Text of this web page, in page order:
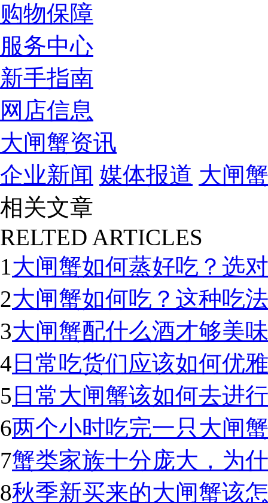
购物保障
服务中心
新手指南
网店信息
大闸蟹资讯
企业新闻 媒体报道 大闸
相关文章
RELTED ARTICLES
1大闸蟹如何蒸好吃？选
2大闸蟹如何吃？这种吃
3大闸蟹配什么酒才够美
4 日常吃货们应该如何优
5 日常大闸蟹该如何去进
6两个小时吃完一只大闸
7蟹类家族十分庞大，为
8秋季新买来的大闸蟹该